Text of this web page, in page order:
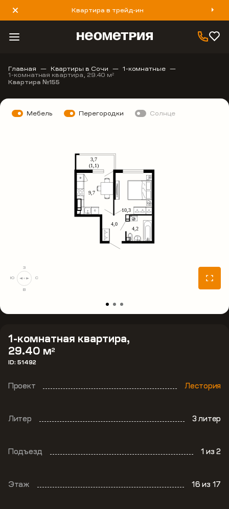
Квартира в трейд-ин
8 800 777 40 93
Главная Квартиры в Сочи 1-комнатные
1-комнатная квартира, 29.40 м2
Квартира №155
1-комнатная квартира,
29.40 м2
ID: 51492
Проект Лестория
Литер 3 литер
Подъезд 1из 2
Этаж 16из 17
Мебель Перегородки Солнце
С
В
Ю
З